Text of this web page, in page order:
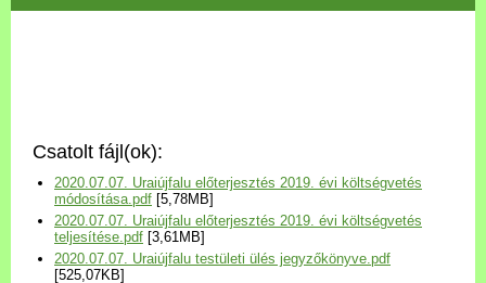
Választási információk
Versenyképes Járások
Program
Csatolt fájl(ok):
2020.07.07. Uraiújfalu előterjesztés 2019. évi költségvetés
módosítása.pdf [5,78MB]
2020.07.07. Uraiújfalu előterjesztés 2019. évi költségvetés
teljesítése.pdf [3,61MB]
2020.07.07. Uraiújfalu testületi ülés jegyzőkönyve.pdf
[525,07KB]